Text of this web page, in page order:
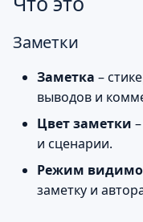
Коллекционные
Подарки ведущему
Как использовать
Заметки
Заметка –
выводов и
Цвет заметки
и сценарии.
Режим
заметку и